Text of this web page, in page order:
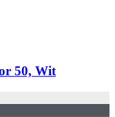
50, Wit